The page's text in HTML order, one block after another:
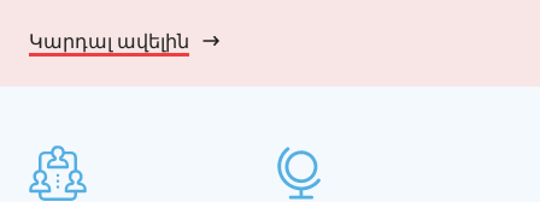
Կարդալ ավելին